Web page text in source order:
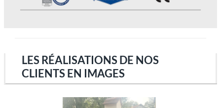
LES RÉALISATIONS DE NOS
CLIENTS EN IMAGES